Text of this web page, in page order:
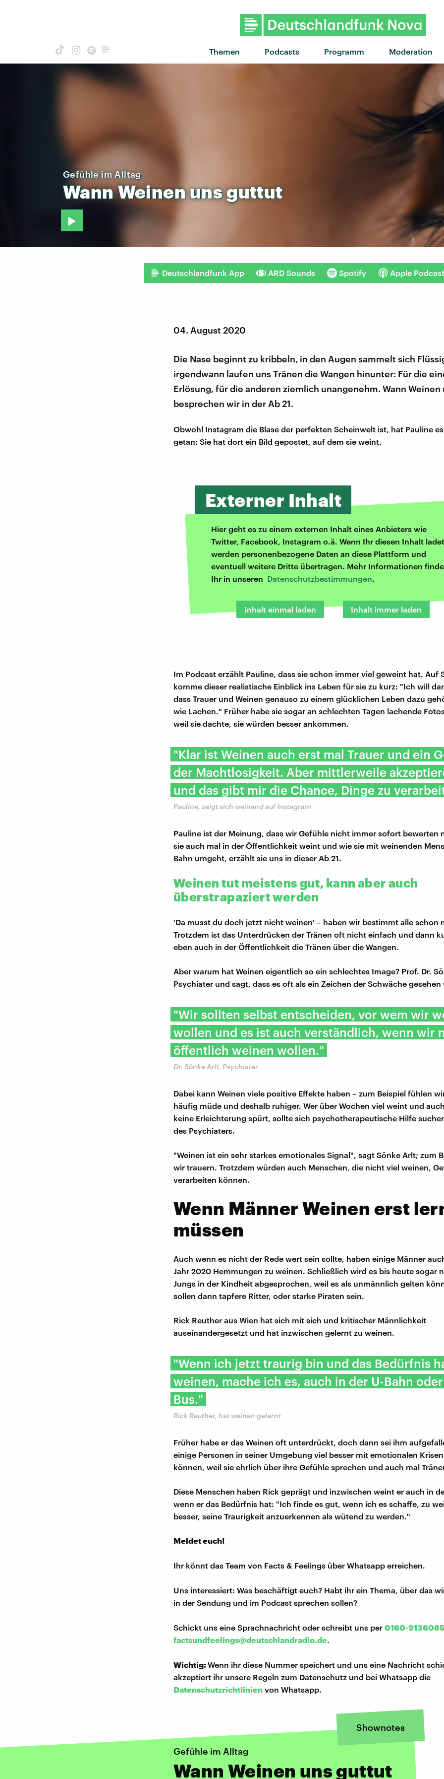
Themen Podcasts Programm Moderation
"Joven y Salvaje" von Benny
Gefühle im Alltag
WannWeinenunsguttut
Deutschlandfunk App ARD Sounds Spotify Apple
04. August 2020
Die Nase beginnt zu kribbeln, in den Augen sammelt sich
irgendwann laufen uns Tränen die Wangen hinunter: Für die
Erlösung, für die anderen ziemlich unangenehm. Wann
besprechen wir in der Ab 21.
Obwohl Instagram die Blase der perfekten Scheinwelt ist, hat Pauline
getan: Sie hat dort ein Bild gepostet, auf dem sie weint.
Externer Inhalt
Hier geht es zu einem externen Inhalt eines Anbieters wie
Twitter, Facebook, Instagram o.ä. Wenn Ihr diesen Inhalt
werden personenbezogene Daten an diese Plattform und
eventuell weitere Dritte übertragen. Mehr Informationen
Ihr in unseren Datenschutzbestimmungen.
Inhalt einmal laden Inhalt immer laden
Im Podcast erzählt Pauline, dass sie schon immer viel geweint hat. Auf
komme dieser realistische Einblick ins Leben für sie zu kurz: "Ich will
dass Trauer und Weinen genauso zu einem glücklichen Leben dazu
wie Lachen." Früher habe sie sogar an schlechten Tagen lachende
weil sie dachte, sie würden besser ankommen.
"Klar ist Weinen auch erst mal Trauer und ein
der Machtlosigkeit. Aber mittlerweile
und das gibt mir die Chance, Dinge zu
Pauline, zeigt sich weinend auf Instagram
Pauline ist der Meinung, dass wir Gefühle nicht immer sofort bewerten
sie auch mal in der Öffentlichkeit weint und wie sie mit weinenden
Bahn umgeht, erzählt sie uns in dieser Ab 21.
Weinen tut meistens gut, kann aber auch
überstrapaziert werden
'Da musst du doch jetzt nicht weinen' – haben wir bestimmt alle schon
Trotzdem ist das Unterdrücken der Tränen oft nicht einfach und dann
eben auch in der Öffentlichkeit die Tränen über die Wangen.
Aber warum hat Weinen eigentlich so ein schlechtes Image? Prof. Dr.
Psychiater und sagt, dass es oft als ein Zeichen der Schwäche gesehen
"Wir sollten selbst entscheiden, vor wem wir
wollen und es ist auch verständlich, wenn wir
öffentlich weinen wollen."
Dr. Sönke Arlt, Psychiater
Dabei kann Weinen viele positive Effekte haben – zum Beispiel fühlen
häufig müde und deshalb ruhiger. Wer über Wochen viel weint und
keine Erleichterung spürt, sollte sich psychotherapeutische Hilfe
des Psychiaters.
"Weinen ist ein sehr starkes emotionales Signal", sagt Sönke Arlt; zum
wir trauern. Trotzdem würden auch Menschen, die nicht viel weinen,
verarbeiten können.
Wenn Männer Weinen erst
müssen
Auch wenn es nicht der Rede wert sein sollte, haben einige Männer
Jahr 2020 Hemmungen zu weinen. Schließlich wird es bis heute sogar
Jungs in der Kindheit abgesprochen, weil es als unmännlich gelten
sollen dann tapfere Ritter, oder starke Piraten sein.
Rick Reuther aus Wien hat sich mit sich und kritischer Männlichkeit
auseinandergesetzt und hat inzwischen gelernt zu weinen.
"Wenn ich jetzt traurig bin und das Bedürfnis
weinen, mache ich es, auch in der U-Bahn
Bus."
Rick Reuther, hat weinen gelernt
Früher habe er das Weinen oft unterdrückt, doch dann sei ihm
einige Personen in seiner Umgebung viel besser mit emotionalen
können, weil sie ehrlich über ihre Gefühle sprechen und auch mal
Diese Menschen haben Rick geprägt und inzwischen weint er auch in
wenn er das Bedürfnis hat: "Ich finde es gut, wenn ich es schaffe, zu
besser, seine Traurigkeit anzuerkennen als wütend zu werden."
Meldet euch!
Ihr könnt das Team von Facts & Feelings über Whatsapp erreichen.
Uns interessiert: Was beschäftigt euch? Habt ihr ein Thema, über das
in der Sendung und im Podcast sprechen sollen?
Schickt uns eine Sprachnachricht oder schreibt uns per 0160-
factsundfeelings@deutschlandradio.de.
Wichtig:Wenn ihr diese Nummer speichert und uns eine Nachricht
akzeptiert ihr unsere Regeln zum Datenschutz und bei Whatsapp die
Datenschutzrichtlinien von Whatsapp.
Shownotes
Gefühle im Alltag
Wann Weinen uns guttut